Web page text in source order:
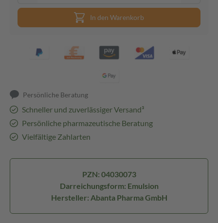
In den Warenkorb
Persönliche Beratung
Schneller und zuverlässiger Versand³
Persönliche pharmazeutische Beratung
Vielfältige Zahlarten
PZN: 04030073
Darreichungsform: Emulsion
Hersteller: Abanta Pharma GmbH